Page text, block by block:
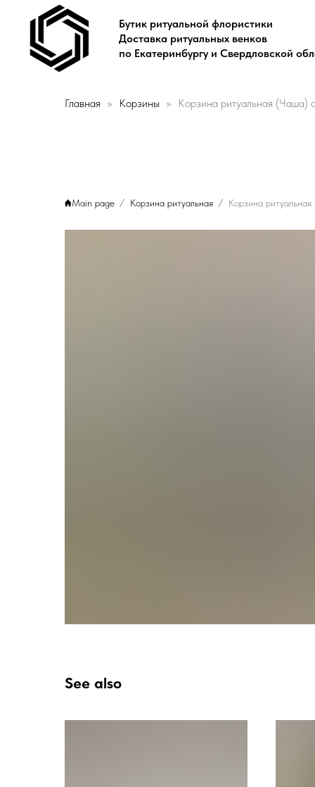
Бутик ритуальной флористики
Доставка ритуальных венков
по Екатеринбургу и Свердловской
Главная Корзины Корзина ритуальная (Чаша)
Main page Корзина ритуальная
See also